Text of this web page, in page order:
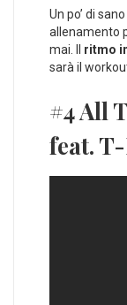
Un po’ di
allenamento
mai. Il ritmo
sarà il
#4 All
feat.